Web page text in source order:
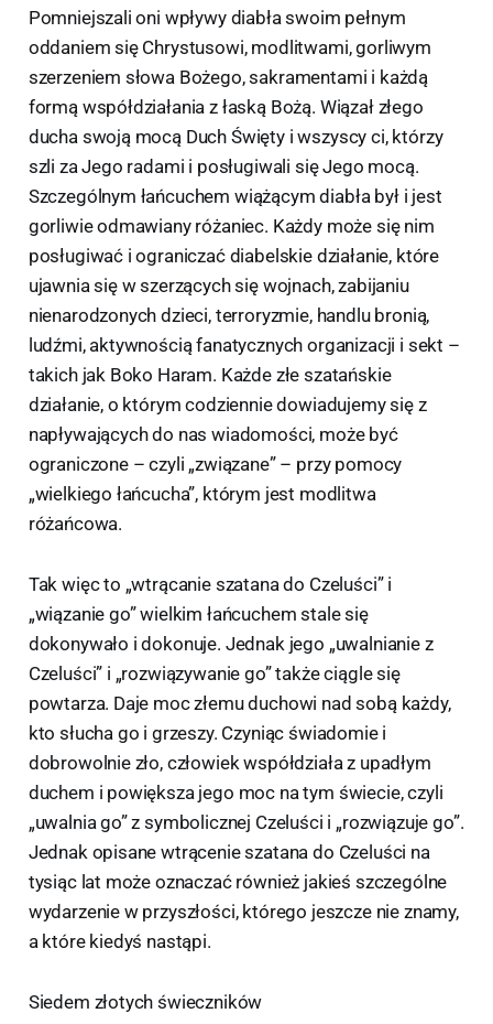
Pomniejszali oni wpływy diabła swoim pełnym
oddaniem się Chrystusowi, modlitwami, gorliwym
szerzeniem słowa Bożego, sakramentami i każdą
formą współdziałania z łaską Bożą. Wiązał złego
ducha swoją mocą Duch Święty i wszyscy ci, którzy
szli za Jego radami i posługiwali się Jego mocą.
Szczególnym łańcuchem wiążącym diabła był i jest
gorliwie odmawiany różaniec. Każdy może się nim
posługiwać i ograniczać diabelskie działanie, które
ujawnia się w szerzących się wojnach, zabijaniu
nienarodzonych dzieci, terroryzmie, handlu bronią,
ludźmi, aktywnością fanatycznych organizacji i sekt –
takich jak Boko Haram. Każde złe szatańskie
działanie, o którym codziennie dowiadujemy się z
napływających do nas wiadomości, może być
ograniczone – czyli „związane” – przy pomocy
„wielkiego łańcucha”, którym jest modlitwa
różańcowa.
Tak więc to „wtrącanie szatana do Czeluści” i
„wiązanie go” wielkim łańcuchem stale się
dokonywało i dokonuje. Jednak jego „uwalnianie z
Czeluści” i „rozwiązywanie go” także ciągle się
powtarza. Daje moc złemu duchowi nad sobą każdy,
kto słucha go i grzeszy. Czyniąc świadomie i
dobrowolnie zło, człowiek współdziała z upadłym
duchem i powiększa jego moc na tym świecie, czyli
„uwalnia go” z symbolicznej Czeluści i „rozwiązuje go”.
Jednak opisane wtrącenie szatana do Czeluści na
tysiąc lat może oznaczać również jakieś szczególne
wydarzenie w przyszłości, którego jeszcze nie znamy,
a które kiedyś nastąpi.
Siedem złotych świeczników